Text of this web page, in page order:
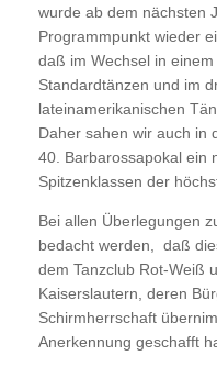
wurde ab dem nächsten
Programmpunkt wieder
daß im Wechsel in
Standardtänzen und im
lateinamerikanischen
Daher sahen wir auch in
40. Barbarossapokal ein
Spitzenklassen der
Bei allen Überlegungen
bedacht werden, daß
dem Tanzclub Rot-Weiß
Kaiserslautern, deren
Schirmherrschaft
Anerkennung geschafft